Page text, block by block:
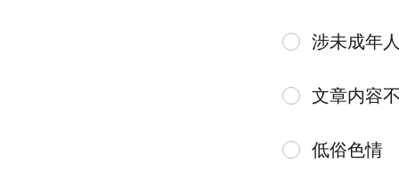
涉未成年
文章内容
低俗色情